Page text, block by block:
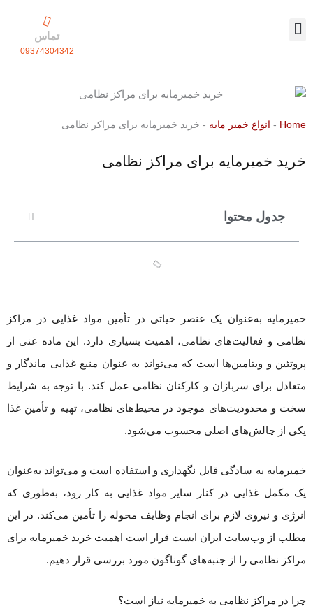
تماس
09374304342
Home
- انواع خمیر مایه - خرید خمیرمایه برای مراکز نظامی
خرید خمیرمایه برای مراکز نظامی
جدول محتوا
خمیرمایه به‌عنوان یک عنصر حیاتی در تأمین مواد غذایی در مراکز
نظامی و فعالیت‌های نظامی، اهمیت بسیاری دارد. این ماده غنی از
پروتئین و ویتامین‌ها است که می‌تواند به عنوان منبع غذایی ماندگار و
متعادل برای سربازان و کارکنان نظامی عمل کند. با توجه به شرایط
سخت و محدودیت‌های موجود در محیط‌های نظامی، تهیه و تأمین غذا
یکی از چالش‌های اصلی محسوب می‌شود.
خمیرمایه به سادگی قابل نگهداری و استفاده است و می‌تواند به‌عنوان
یک مکمل غذایی در کنار سایر مواد غذایی به کار رود، به‌طوری که
انرژی و نیروی لازم برای انجام وظایف محوله را تأمین می‌کند. در این
مطلب از وب‌سایت‌ ایران ایست قرار است اهمیت خرید خمیرمایه برای
مراکز نظامی را از جنبه‌های گوناگون مورد بررسی قرار دهیم.
چرا در مراکز نظامی به خمیرمایه نیاز است؟